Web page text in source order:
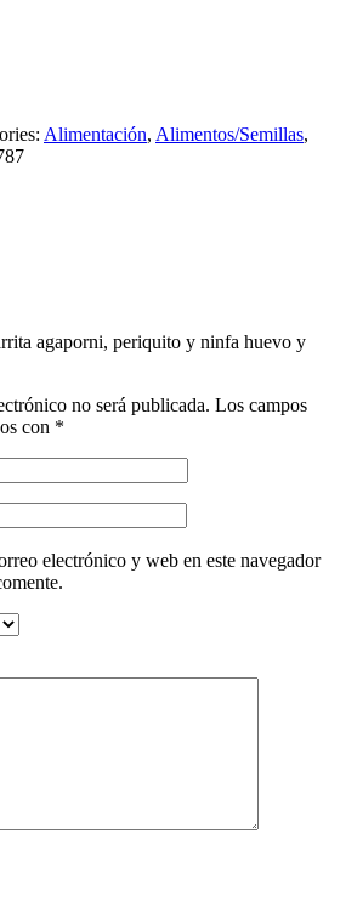
Alimentación, Alimentos/Semillas,
agaporni, periquito y ninfa huevo y
no será publicada. Los campos
con *
electrónico y web en este navegador